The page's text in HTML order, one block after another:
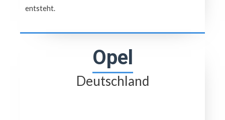
entsteht.
Opel
Deutschland